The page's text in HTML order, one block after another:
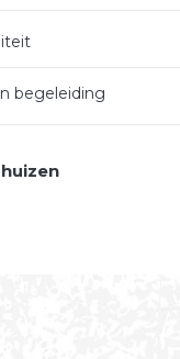
begeleiding